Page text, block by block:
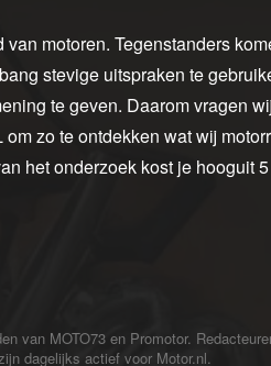
motoren. Tegenstanders
stevige uitspraken te
te geven. Daarom vragen
zo te ontdekken wat wij
het onderzoek kost je hooguit
van MOTO73 en Promotor.
dagelijks actief voor Motor.nl.